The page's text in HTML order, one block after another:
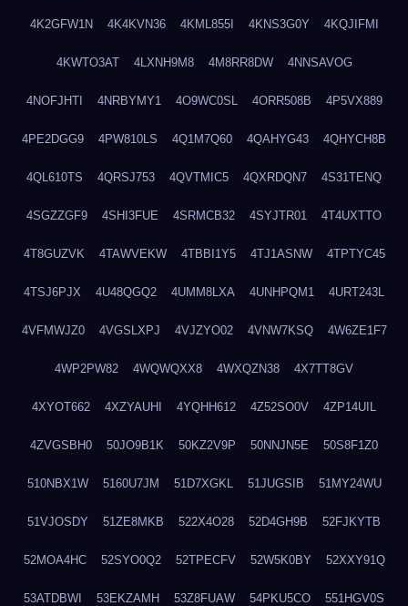
4K2GFW1N 4K4KVN36 4KML855I 4KNS3G0Y 4KQJIFMI
4KWTO3AT 4LXNH9M8 4M8RR8DW 4NNSAVOG
4NOFJHTI 4NRBYMY1 4O9WC0SL 4ORR508B 4P5VX889
4PE2DGG9 4PW810LS 4Q1M7Q60 4QAHYG43 4QHYCH8B
4QL610TS 4QRSJ753 4QVTMIC5 4QXRDQN7 4S31TENQ
4SGZZGF9 4SHI3FUE 4SRMCB32 4SYJTR01 4T4UXTTO
4T8GUZVK 4TAWVEKW 4TBBI1Y5 4TJ1ASNW 4TPTYC45
4TSJ6PJX 4U48QGQ2 4UMM8LXA 4UNHPQM1 4URT243L
4VFMWJZ0 4VGSLXPJ 4VJZYO02 4VNW7KSQ 4W6ZE1F7
4WP2PW82 4WQWQXX8 4WXQZN38 4X7TT8GV
4XYOT662 4XZYAUHI 4YQHH612 4Z52SO0V 4ZP14UIL
4ZVGSBH0 50JO9B1K 50KZ2V9P 50NNJN5E 50S8F1Z0
510NBX1W 5160U7JM 51D7XGKL 51JUGSIB 51MY24WU
51VJOSDY 51ZE8MKB 522X4O28 52D4GH9B 52FJKYTB
52MOA4HC 52SYO0Q2 52TPECFV 52W5K0BY 52XXY91Q
53ATDBWI 53EKZAMH 53Z8FUAW 54PKU5CO 551HGV0S